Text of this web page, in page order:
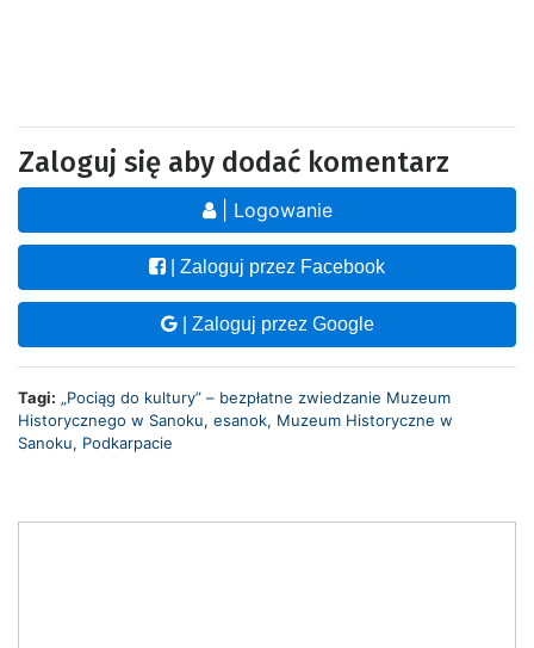
Zaloguj się aby dodać komentarz
| Logowanie
| Zaloguj przez Facebook
| Zaloguj przez Google
Tagi: „Pociąg do kultury” – bezpłatne zwiedzanie Muzeum
Historycznego w Sanoku, esanok, Muzeum Historyczne w
Sanoku, Podkarpacie